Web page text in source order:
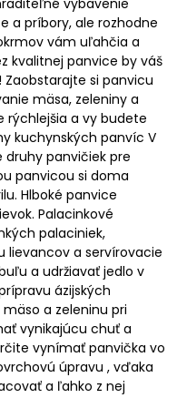
a príbory, ale rozhodne
vám uľahčia a
kvalitnej panvice by váš
si panvicu
mäsa, zeleniny a
rýchlejšia a vy budete
kuchynských panvíc V
panvičiek pre
panvicou si doma
Hlboké panvice
Palacinkové
palaciniek,
lievancov a servírovacie
a udržiavať jedlo v
ázijských
a zeleninu pri
vynikajúcu chuť a
vynímať panvička vo
úpravu , vďaka
a ľahko z nej